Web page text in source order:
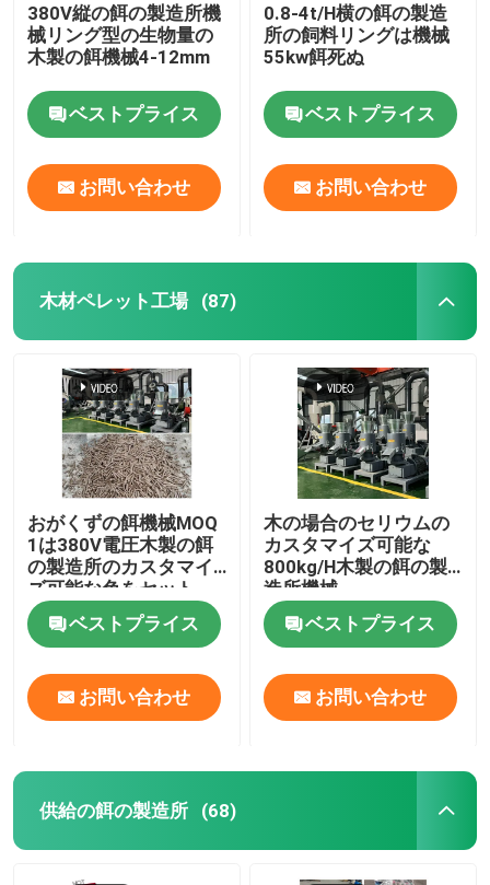
380V縦の餌の製造所機
械リング型の生物量の
木製の餌機械4-12mm
ベストプライス
お問い合わせ
0.8-4t/H横の餌の製造
所の飼料リングは機械
55kw餌死ぬ
ベストプライス
お問い合わせ
木材ペレット工場 (87)
おがくずの餌機械MOQ
1は380V電圧木製の餌
の製造所のカスタマイ
ズ可能な色をセット
ベストプライス
お問い合わせ
木の場合のセリウムの
カスタマイズ可能な
800kg/H木製の餌の製
造所機械
ベストプライス
お問い合わせ
供給の餌の製造所 (68)